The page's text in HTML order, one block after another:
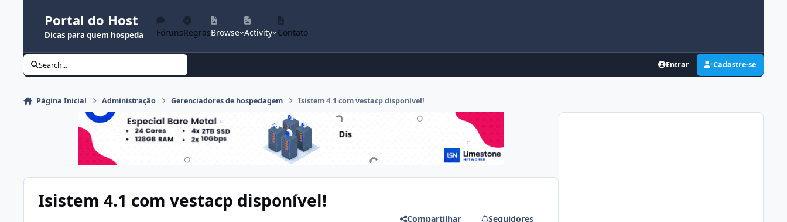
Portal do Host
Dicas para quem hospeda FórunsRegrasBrowse Activity Contato
Search... Entrar Cadastre-se
Página Inicial Administração Gerenciadores de hospedagem Isistem 4.1 com vestacp disponível!
Isistem 4.1 com vestacp disponível!
Compartilhar Seguidores